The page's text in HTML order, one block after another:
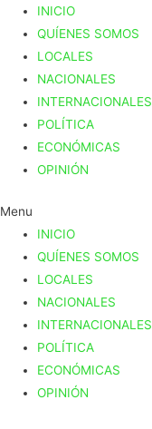
INICIO
QUÍENES SOMOS
LOCALES
NACIONALES
INTERNACIONALES
POLÍTICA
ECONÓMICAS
OPINIÓN
Menu
INICIO
QUÍENES SOMOS
LOCALES
NACIONALES
INTERNACIONALES
POLÍTICA
ECONÓMICAS
OPINIÓN